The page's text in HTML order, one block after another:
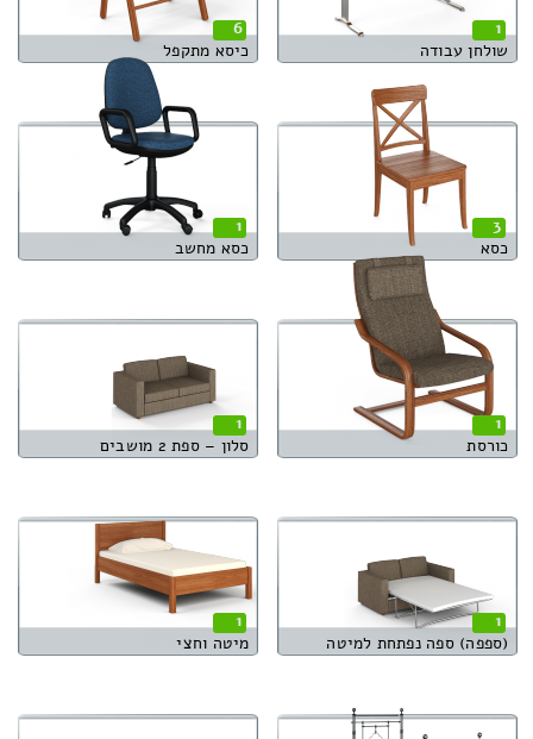
1
שולחן עבודה
6
כיסא מתקפל
3
כסא
1
כסא מחשב
1
כורסת
1
סלון – ספת 2 מושבים
1
(ספפה) ספה נפתחת למיטה
1
מיטה וחצי